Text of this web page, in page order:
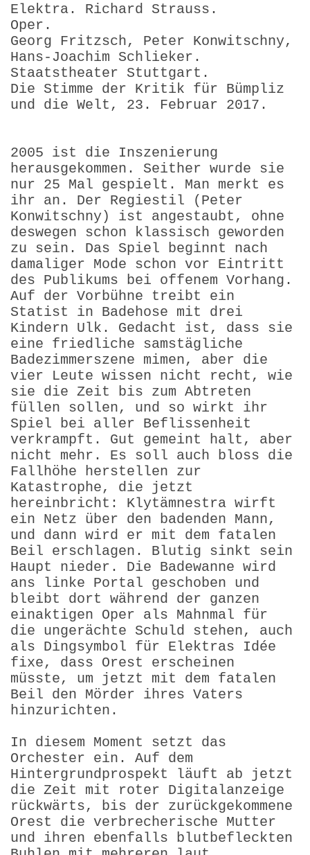
Elektra. Richard Strauss.
Oper.
Georg Fritzsch, Peter Konwitschny,
Hans-Joachim Schlieker.
Staatstheater Stuttgart.
Die Stimme der Kritik für Bümpliz
und die Welt, 23. Februar 2017.
2005 ist die Inszenierung
herausgekommen. Seither wurde sie
nur 25 Mal gespielt. Man merkt es
ihr an. Der Regiestil (Peter
Konwitschny) ist angestaubt, ohne
deswegen schon klassisch geworden
zu sein. Das Spiel beginnt nach
damaliger Mode schon vor Eintritt
des Publikums bei offenem Vorhang.
Auf der Vorbühne treibt ein
Statist in Badehose mit drei
Kindern Ulk. Gedacht ist, dass sie
eine friedliche samstägliche
Badezimmerszene mimen, aber die
vier Leute wissen nicht recht, wie
sie die Zeit bis zum Abtreten
füllen sollen, und so wirkt ihr
Spiel bei aller Beflissenheit
verkrampft. Gut gemeint halt, aber
nicht mehr. Es soll auch bloss die
Fallhöhe herstellen zur
Katastrophe, die jetzt
hereinbricht: Klytämnestra wirft
ein Netz über den badenden Mann,
und dann wird er mit dem fatalen
Beil erschlagen. Blutig sinkt sein
Haupt nieder. Die Badewanne wird
ans linke Portal geschoben und
bleibt dort während der ganzen
einaktigen Oper als Mahnmal für
die ungerächte Schuld stehen, auch
als Dingsymbol für Elektras Idée
fixe, dass Orest erscheinen
müsste, um jetzt mit dem fatalen
Beil den Mörder ihres Vaters
hinzurichten.
In diesem Moment setzt das
Orchester ein. Auf dem
Hintergrundprospekt läuft ab jetzt
die Zeit mit roter Digitalanzeige
rückwärts, bis der zurückgekommene
Orest die verbrecherische Mutter
und ihren ebenfalls blutbefleckten